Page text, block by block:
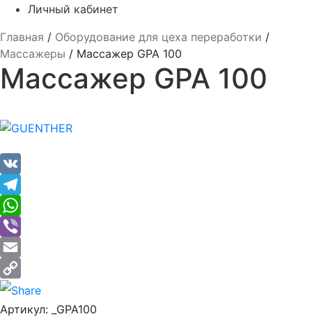
Личный кабинет
Главная / Оборудование для цеха переработки /
Массажеры / Массажер GPA 100
Массажер GPA 100
VK
Telegram
WhatsApp
Viber
Email
Copy
Link
Артикул:
_GPA100